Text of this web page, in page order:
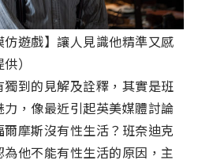
遊戲】讓人見識他精準又感
）
到的見解及詮釋，其實是班
，像最近引起英美媒體討論
摩斯沒有性生活？班奈迪克
他不能有性生活的原因，主